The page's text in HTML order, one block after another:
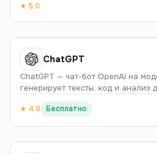
★ 5.0
ChatGPT
ChatGPT — чат-бот OpenAI на
генерирует тексты, код и анализ
свободно понимает русский.
продвинутые модели — от $20/
★ 4.8 Бесплатно